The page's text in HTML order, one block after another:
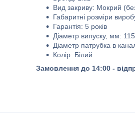
Вид закриву: Мокрий
Габаритні розміри
Гарантія: 5 років
Діаметр випуску, мм: 115
Діаметр патрубка в
Колір: Білий
Замовлення до 14:00 -